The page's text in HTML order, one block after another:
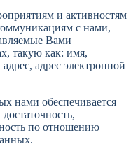
и активностям
с нами,
Вами
такую как: имя,
адрес электронной
нами обеспечивается
по отношению